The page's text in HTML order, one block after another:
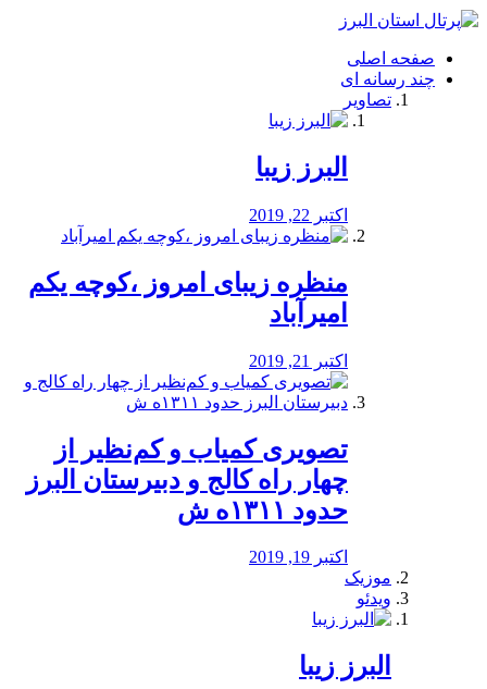
فصد
شرق
تهران
خشکشویی
صفحه اصلی
چند رسانه ای
تصاویر
البرز زیبا
اکتبر 22, 2019
منظره‌‌ زیبای امروز ،کوچه یکم
امیرآباد
اکتبر 21, 2019
️تصویری کمیاب و کم‌نظیر از
چهار راه كالج و دبيرستان البرز
حدود ۱۳۱۱ه ش
اکتبر 19, 2019
موزیک
ویدئو
البرز زیبا